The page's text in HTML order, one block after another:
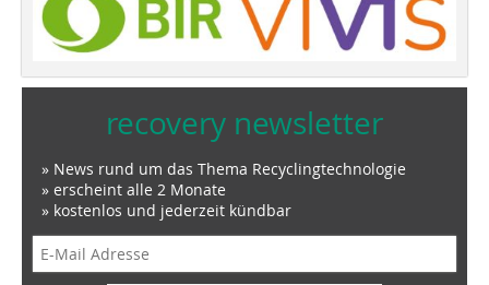
recovery newsletter
» News rund um das Thema Recyclingtechnologie
» erscheint alle 2 Monate
» kostenlos und jederzeit kündbar